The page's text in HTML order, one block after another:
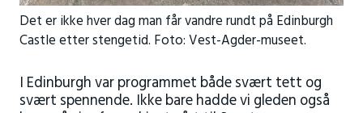
Det er ikke hver dag man får vandre rundt på Edinburgh
Castle etter stengetid. Foto: Vest-Agder-museet.
I Edinburgh var programmet både svært tett og
svært spennende. Ikke bare hadde vi gleden også